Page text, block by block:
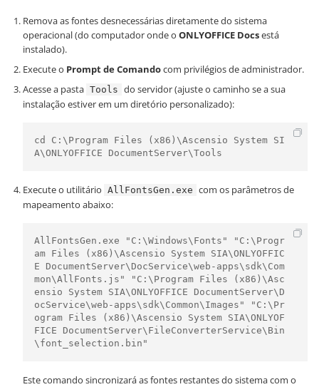
Remova as fontes desnecessárias diretamente do sistema
operacional (do computador onde o ONLYOFFICE Docsestá
instalado).
Execute o Prompt de Comandocom privilégios de administrador.
Acesse a pasta Tools do servidor (ajuste o caminho se a sua
instalação estiver em um diretório personalizado):
cd C:\Program Files (x86)\Ascensio System SI
A\ONLYOFFICE DocumentServer\Tools
Execute o utilitário AllFontsGen.exe com os parâmetros de
mapeamento abaixo:
AllFontsGen.exe "C:\Windows\Fonts" "C:\Progr
am Files (x86)\Ascensio System SIA\ONLYOFFIC
E DocumentServer\DocService\web-apps\sdk\Com
mon\AllFonts.js" "C:\Program Files (x86)\Asc
ensio System SIA\ONLYOFFICE DocumentServer\D
ocService\web-apps\sdk\Common\Images" "C:\Pr
ogram Files (x86)\Ascensio System SIA\ONLYOF
FICE DocumentServer\FileConverterService\Bin
\font_selection.bin"
Este comando sincronizará as fontes restantes do sistema com o